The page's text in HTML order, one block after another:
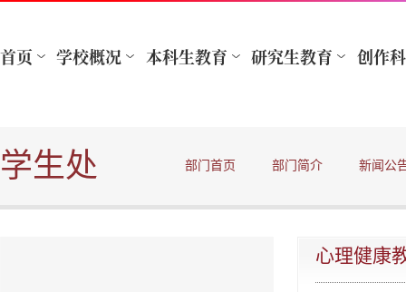
学生处 部门首页 部门简介 新闻公
心理健康